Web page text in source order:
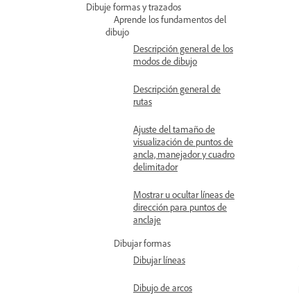
Dibuje formas y trazados
Aprende los fundamentos del
dibujo
Descripción general de los
modos de dibujo
Descripción general de
rutas
Ajuste del tamaño de
visualización de puntos de
ancla, manejador y cuadro
delimitador
Mostrar u ocultar líneas de
dirección para puntos de
anclaje
Dibujar formas
Dibujar líneas
Dibujo de arcos